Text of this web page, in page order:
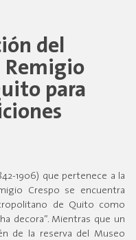
del
Remigio
para
1906) que pertenece a la
Crespo se encuentra
de Quito como
decora”. Mientras que un
de la reserva del Museo